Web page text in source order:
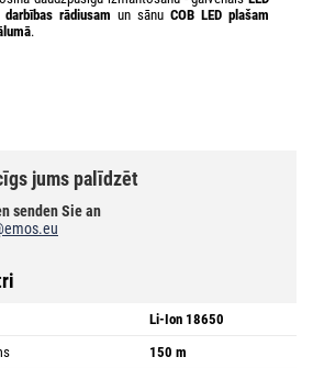
rādiusam un sānu COB LED plašam
.
jums palīdzēt
senden Sie an
Li-Ion 18650
150 m